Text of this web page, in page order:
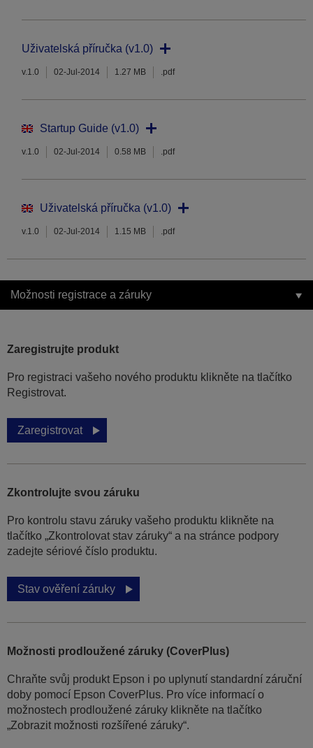
Uživatelská příručka (v1.0)
v.1.0 02-Jul-2014 1.27 MB .pdf
Startup Guide (v1.0)
v.1.0 02-Jul-2014 0.58 MB .pdf
Uživatelská příručka (v1.0)
v.1.0 02-Jul-2014 1.15 MB .pdf
Možnosti registrace a záruky
Zaregistrujte produkt
Pro registraci vašeho nového produktu klikněte na tlačítko
Registrovat.
Zaregistrovat
Zkontrolujte svou záruku
Pro kontrolu stavu záruky vašeho produktu klikněte na
tlačítko „Zkontrolovat stav záruky“ a na stránce podpory
zadejte sériové číslo produktu.
Stav ověření záruky
Možnosti prodloužené záruky (CoverPlus)
Chraňte svůj produkt Epson i po uplynutí standardní záruční
doby pomocí Epson CoverPlus. Pro více informací o
možnostech prodloužené záruky klikněte na tlačítko
„Zobrazit možnosti rozšířené záruky“.